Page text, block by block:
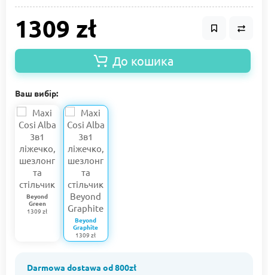
1309 zł
До кошика
Ваш вибір:
Beyond
Green
1309 zł
Beyond
Graphite
1309 zł
Darmowa dostawa od 800zł